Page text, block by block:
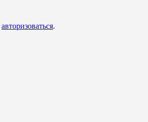
авторизоваться.